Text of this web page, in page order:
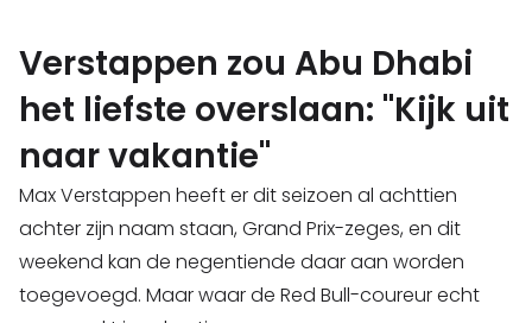
Verstappen zou Abu Dhabi
het liefste overslaan: "Kijk uit
naar vakantie"
Max Verstappen heeft er dit seizoen al achttien
achter zijn naam staan, Grand Prix-zeges, en dit
weekend kan de negentiende daar aan worden
toegevoegd. Maar waar de Red Bull-coureur echt